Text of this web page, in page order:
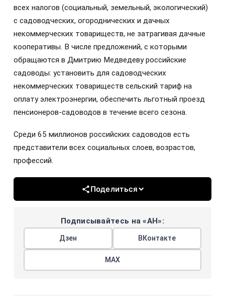
всех налогов (социальный, земельный, экологический)
с садоводческих, огороднических и дачных
некоммерческих товариществ, не затрагивая дачные
кооперативы. В числе предложений, с которыми
обращаются в Дмитрию Медведеву российские
садоводы: установить для садоводческих
некоммерческих товариществ сельский тариф на
оплату электроэнергии, обеспечить льготный проезд
пенсионеров-садоводов в течение всего сезона.
Среди 65 миллионов российских садоводов есть
представители всех социальных слоев, возрастов,
профессий.
Поделиться
Подписывайтесь на «АН»:
Дзен ВКонтакте
МАХ